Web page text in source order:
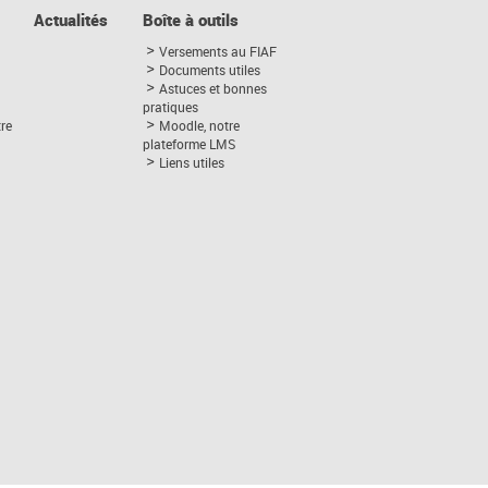
Actualités Boîte à outils
Versements au FIAF
Documents utiles
Astuces et bonnes
pratiques
Moodle, notre
plateforme LMS
Liens utiles